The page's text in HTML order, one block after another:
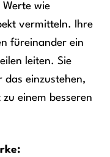
wie
vermitteln. Ihre
füreinander ein
leiten. Sie
das einzustehen,
einem besseren